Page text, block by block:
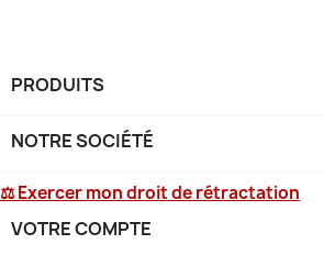
PRODUITS
NOTRE SOCIÉTÉ
⚖ Exercer mon droit de rétractation
VOTRE COMPTE